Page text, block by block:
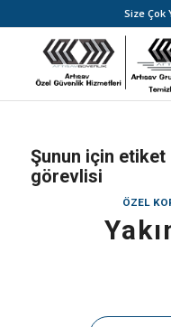
Size Çok
Şunun için etiket
görevlisi
ÖZEL